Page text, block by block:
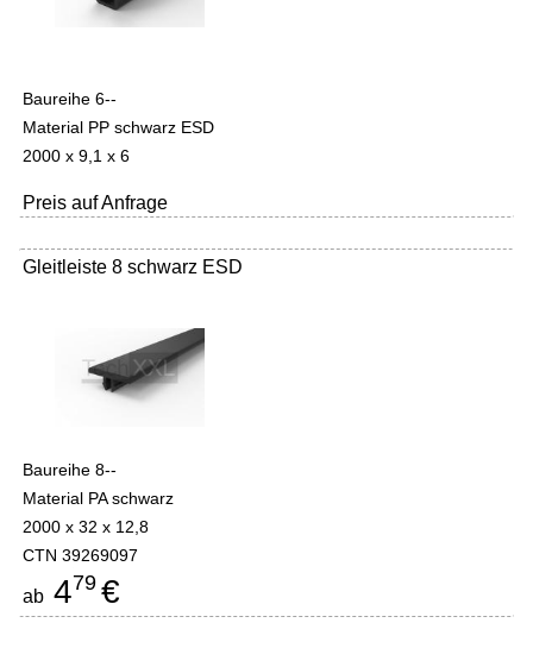
Baureihe 6--
Material PP schwarz ESD
2000 x 9,1 x 6
Preis auf Anfrage
Gleitleiste 8 schwarz ESD
Baureihe 8--
Material PA schwarz
2000 x 32 x 12,8
CTN 39269097
ab 479 €